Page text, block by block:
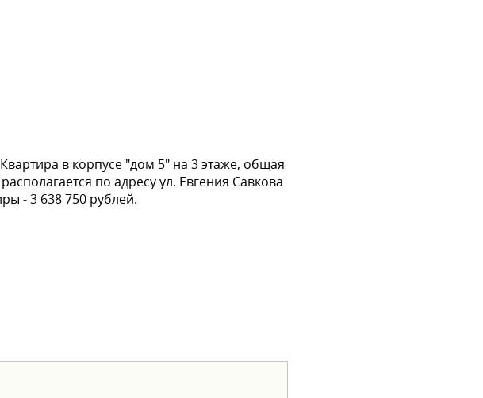
в корпусе "дом 5" на 3 этаже, общая
по адресу ул. Евгения Савкова
- 3 638 750 рублей.